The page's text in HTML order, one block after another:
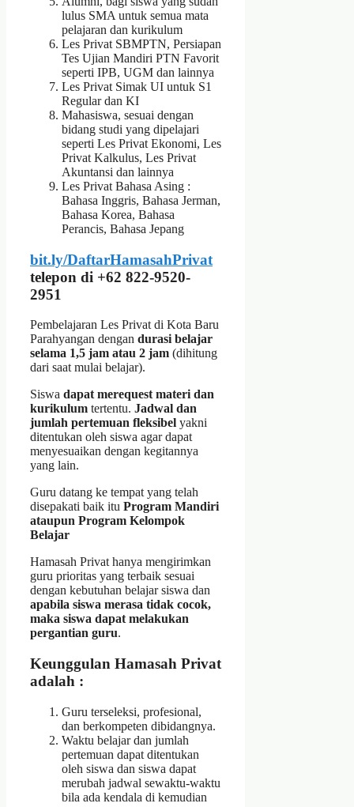
lulus SMA untuk semua mata
pelajaran dan kurikulum
Les Privat SBMPTN, Persiapan
Tes Ujian Mandiri PTN Favorit
seperti IPB, UGM dan lainnya
Les Privat Simak UI untuk S1
Regular dan KI
Mahasiswa, sesuai dengan
bidang studi yang dipelajari
seperti Les Privat Ekonomi, Les
Privat Kalkulus, Les Privat
Akuntansi dan lainnya
Les Privat Bahasa Asing :
Bahasa Inggris, Bahasa Jerman,
Bahasa Korea, Bahasa
Perancis, Bahasa Jepang
bit.ly/DaftarHamasahPrivat
telepon di +62 822-9520-
2951
Pembelajaran Les Privat di Kota Baru
Parahyangan dengan durasi belajar
selama 1,5 jam atau 2 jam (dihitung
dari saat mulai belajar).
Siswa dapat merequest materi dan
kurikulum tertentu. Jadwal dan
jumlah pertemuan fleksibel yakni
ditentukan oleh siswa agar dapat
menyesuaikan dengan kegitannya
yang lain.
Guru datang ke tempat yang telah
disepakati baik itu Program Mandiri
ataupun Program Kelompok
Belajar
Hamasah Privat hanya mengirimkan
guru prioritas yang terbaik sesuai
dengan kebutuhan belajar siswa dan
apabila siswa merasa tidak cocok,
maka siswa dapat melakukan
pergantian guru.
Keunggulan Hamasah Privat
adalah :
Guru terseleksi, profesional,
dan berkompeten dibidangnya.
Waktu belajar dan jumlah
pertemuan dapat ditentukan
oleh siswa dan siswa dapat
merubah jadwal sewaktu-waktu
bila ada kendala di kemudian